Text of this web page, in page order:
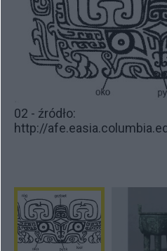
02 - źródło:
http://